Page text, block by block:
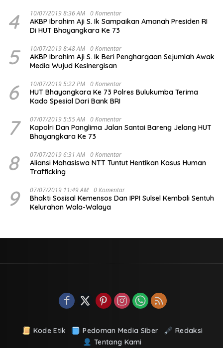
4 10/07/2019 8:36 AM 0 Komentar
AKBP Ibrahim Aji S. Ik Sampaikan Amanah Presiden RI
Di HUT Bhayangkara Ke 73
5 10/07/2019 8:48 AM 0 Komentar
AKBP Ibrahim Aji S. Ik Beri Penghargaan Sejumlah Awak
Media Wujud Kesinergisan
6 10/07/2019 5:22 PM 0 Komentar
HUT Bhayangkara Ke 73 Polres Bulukumba Terima
Kado Spesial Dari Bank BRI
7 07/07/2019 5:55 AM 0 Komentar
Kapolri Dan Panglima Jalan Santai Bareng Jelang HUT
Bhayangkara Ke 73
8 07/07/2019 6:31 AM 0 Komentar
Aliansi Mahasiswa NTT Tuntut Hentikan Kasus Human
Trafficking
9 07/07/2019 11:49 AM 0 Komentar
Bhakti Sosisal Kemensos Dan IPPI Sulsel Kembali Sentuh
Kelurahan Wala-Walaya
Kode Etik Pedoman Media Siber
Redaksi
Tentang Kami